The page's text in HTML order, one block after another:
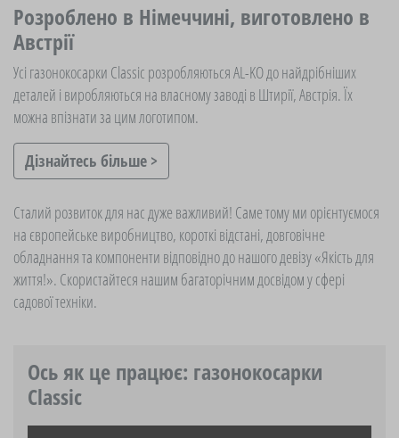
Розроблено в Німеччині, виготовлено в
Австрії
Усі газонокосарки Classic розробляються AL-KO до найдрібніших
деталей і виробляються на власному заводі в Штирії, Австрія. Їх
можна впізнати за цим логотипом.
Дізнайтесь більше >
Сталий розвиток для нас дуже важливий! Саме тому ми орієнтуємося
на європейське виробництво, короткі відстані, довговічне
обладнання та компоненти відповідно до нашого девізу «Якість для
життя!». Скористайтеся нашим багаторічним досвідом у сфері
садової техніки.
Ось як це працює: газонокосарки
Classic